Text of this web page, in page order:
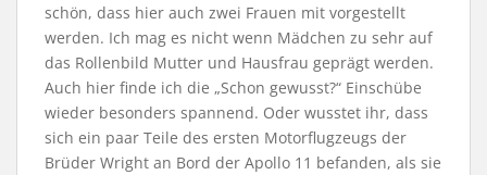
schön, dass hier auch zwei Frauen mit vorgestellt
werden. Ich mag es nicht wenn Mädchen zu sehr auf
das Rollenbild Mutter und Hausfrau geprägt werden.
Auch hier finde ich die „Schon gewusst?“ Einschübe
wieder besonders spannend. Oder wusstet ihr, dass
sich ein paar Teile des ersten Motorflugzeugs der
Brüder Wright an Bord der Apollo 11 befanden, als sie